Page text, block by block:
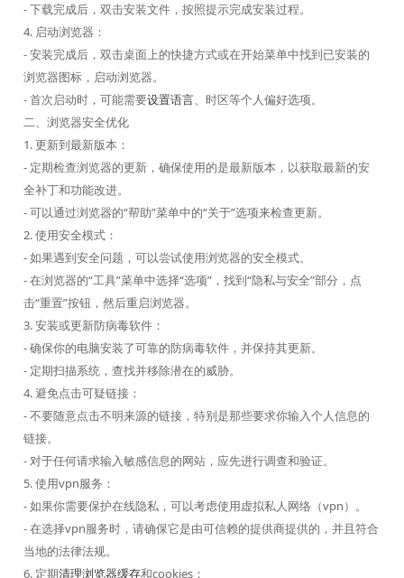
- 下载完成后，双击安装文件，按照提示完成安装过程。
4. 启动浏览器：
- 安装完成后，双击桌面上的快捷方式或在开始菜单中找到已安装的
浏览器图标，启动浏览器。
- 首次启动时，可能需要设置语言、时区等个人偏好选项。
二、浏览器安全优化
1. 更新到最新版本：
- 定期检查浏览器的更新，确保使用的是最新版本，以获取最新的安
全补丁和功能改进。
- 可以通过浏览器的“帮助”菜单中的“关于”选项来检查更新。
2. 使用安全模式：
- 如果遇到安全问题，可以尝试使用浏览器的安全模式。
- 在浏览器的“工具”菜单中选择“选项”，找到“隐私与安全”部分，点
击“重置”按钮，然后重启浏览器。
3. 安装或更新防病毒软件：
- 确保你的电脑安装了可靠的防病毒软件，并保持其更新。
- 定期扫描系统，查找并移除潜在的威胁。
4. 避免点击可疑链接：
- 不要随意点击不明来源的链接，特别是那些要求你输入个人信息的
链接。
- 对于任何请求输入敏感信息的网站，应先进行调查和验证。
5. 使用vpn服务：
- 如果你需要保护在线隐私，可以考虑使用虚拟私人网络（vpn）。
- 在选择vpn服务时，请确保它是由可信赖的提供商提供的，并且符合
当地的法律法规。
6. 定期清理浏览器缓存和cookies：